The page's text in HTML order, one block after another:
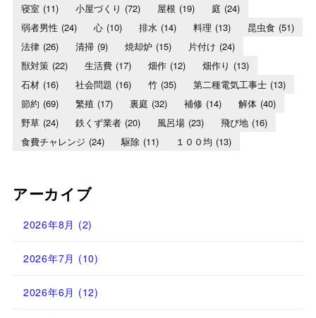
寝室 (11) 小屋づくり (72) 屋根 (19) 庭 (24)
弱者男性 (24) 心 (10) 排水 (14) 料理 (13) 昆虫食 (51)
法律 (26) 清掃 (9) 焼却炉 (15) 片付け (24)
獣対策 (22) 生活費 (17) 畑作 (12) 畑作り (13)
石材 (16) 社会問題 (16) 竹 (35) 第二種電気工事士 (13)
節約 (69) 繁殖 (17) 裏庭 (32) 補修 (14) 解体 (40)
野草 (24) 鉄くず業者 (20) 風呂場 (23) 飛び地 (16)
食費チャレンジ (24) 駆除 (11) １００均 (13)
アーカイブ
2026年8月 (2)
2026年7月 (10)
2026年6月 (12)